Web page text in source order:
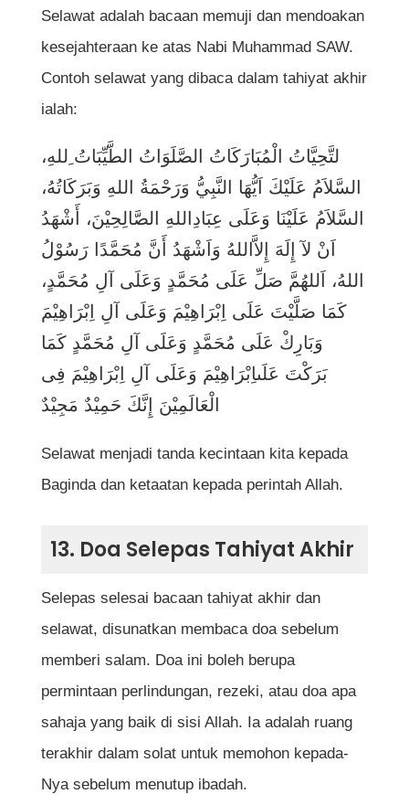
Selawat adalah bacaan memuji dan mendoakan
kesejahteraan ke atas Nabi Muhammad SAW.
Contoh selawat yang dibaca dalam tahiyat akhir
ialah:
لتَّحِيَّاتُ الْمُبَارَكَاتُ الصَّلَوَاتُ الطَّيِّبَاتُ ِللهِ،
السَّلاَمُ عَلَيْكَ اَيُّهَا النَّبِيُّ وَرَحْمَةُ اللهِ وَبَرَكَاتُهُ،
السَّلاَمُ عَلَيْنَا وَعَلَى عِبَادِاللهِ الصَّالِحِيْنَ، أَشْهَدُ
اَنْ لآ إِلَهَ إِلاَّاللهُ وَاَشْهَدُ أَنَّ مُحَمَّدًا رَسُوْلُ
اللهُ، اَللهُمَّ صَلِّ عَلَى مُحَمَّدٍ وَعَلَى آلِ مُحَمَّدٍ،
كَمَا صَلَّيْتَ عَلَى اِبْرَاهِيْمَ وَعَلَى آلِ اِبْرَاهِيْمَ
وَبَارِكْ عَلَى مُحَمَّدٍ وَعَلَى آلِ مُحَمَّدٍ كَمَا
بَرَكْتَ عَلَىاِبْرَاهِيْمَ وَعَلَى آلِ اِبْرَاهِيْمَ فِى
الْعَالَمِيْنَ إِنَّكَ حَمِيْدٌ مَجِيْدٌ
Selawat menjadi tanda kecintaan kita kepada
Baginda dan ketaatan kepada perintah Allah.
13. Doa Selepas Tahiyat Akhir
Selepas selesai bacaan tahiyat akhir dan
selawat, disunatkan membaca doa sebelum
memberi salam. Doa ini boleh berupa
permintaan perlindungan, rezeki, atau doa apa
sahaja yang baik di sisi Allah. Ia adalah ruang
terakhir dalam solat untuk memohon kepada-
Nya sebelum menutup ibadah.